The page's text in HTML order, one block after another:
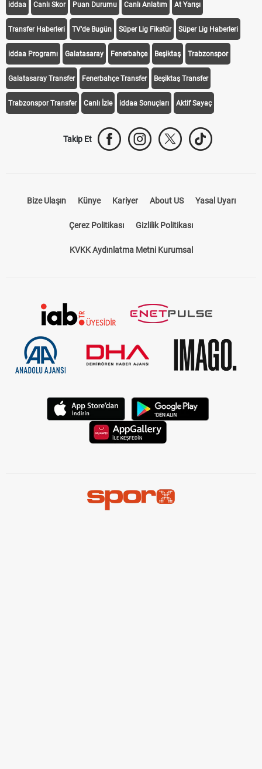
iddaa Canlı Skor Puan Durumu Canlı Anlatım At Yarışı
Transfer Haberleri TV'de Bugün Süper Lig Fikstür Süper Lig Haberleri
iddaa Programı Galatasaray Fenerbahçe Beşiktaş Trabzonspor
Galatasaray Transfer Fenerbahçe Transfer Beşiktaş Transfer
Trabzonspor Transfer Canlı İzle iddaa Sonuçları Aktif Sayaç
Takip Et
Bize Ulaşın Künye Kariyer About US Yasal Uyarı
Çerez Politikası Gizlilik Politikası
KVKK Aydınlatma Metni Kurumsal